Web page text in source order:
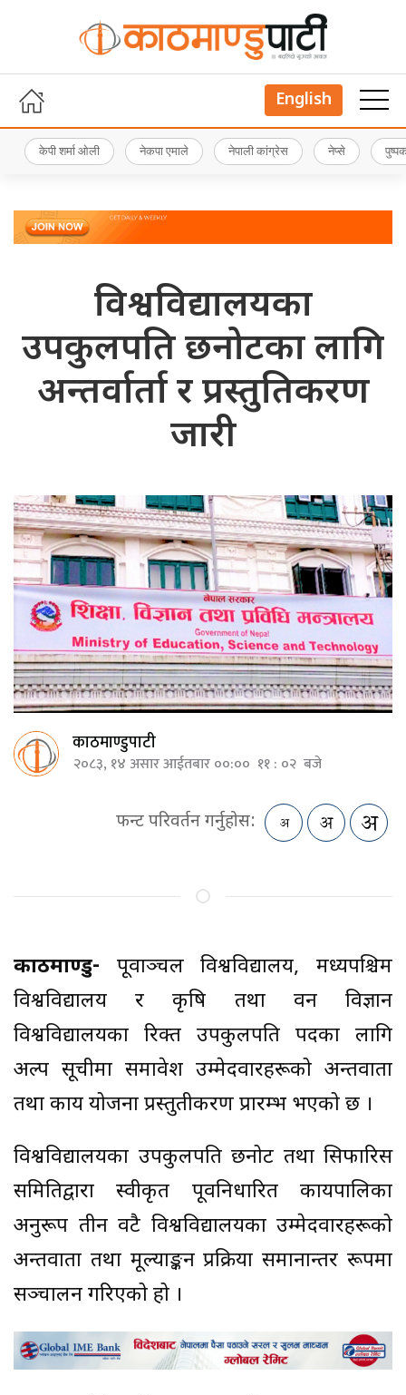
English
केपी शर्मा ओली नेकपा एमाले नेपाली कांग्रेस नेप्से
विश्वविद्यालयका
उपकुलपति छनोटका लागि
अन्तर्वार्ता र प्रस्तुतिकरण
जारी
काठमाण्डुपाटी
२०८३, १४ असार आईतबार ००:०० ११ : ०२ बजे
फन्ट परिवर्तन गर्नुहोस:
काठमाण्डु- पूर्वाञ्चल विश्वविद्यालय, मध्यपश्चिम
विश्वविद्यालय र कृषि तथा वन विज्ञान
विश्वविद्यालयका रिक्त उपकुलपति पदका लागि
अल्प सूचीमा समावेश उम्मेदवारहरूको अन्तर्वार्ता
तथा कार्य योजना प्रस्तुतीकरण प्रारम्भ भएको छ ।
विश्वविद्यालयका उपकुलपति छनोट तथा सिफारिस
समितिद्वारा स्वीकृत पूर्वनिर्धारित कार्यपालिका
अनुरूप तीन वटै विश्वविद्यालयका उम्मेदवारहरूको
अन्तर्वार्ता तथा मूल्याङ्कन प्रक्रिया समानान्तर रूपमा
सञ्चालन गरिएको हो ।